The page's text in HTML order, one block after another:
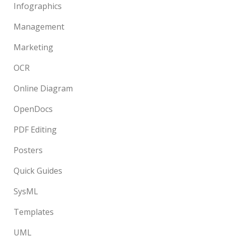
Infographics
Management
Marketing
OCR
Online Diagram
OpenDocs
PDF Editing
Posters
Quick Guides
SysML
Templates
UML